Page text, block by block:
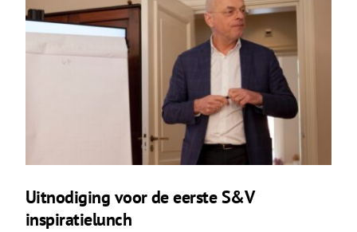
Uitnodiging voor de eerste S&V
inspiratielunch